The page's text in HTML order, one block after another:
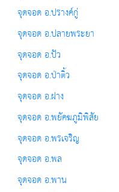
จุดจอด อ.ปรางค์กู่
จุดจอด อ.ปลายพระยา
จุดจอด อ.ปัว
จุดจอด อ.ป่าติ้ว
จุดจอด อ.ฝาง
จุดจอด อ.พยัคฆภูมิพิสัย
จุดจอด อ.พรเจริญ
จุดจอด อ.พล
จุดจอด อ.พาน